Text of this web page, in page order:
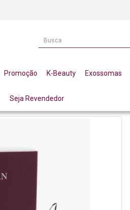
Promoção K-Beauty Exossomas
Seja Revendedor
MON AMOUR PARFUM 30ML LA VERTUAN* (B)